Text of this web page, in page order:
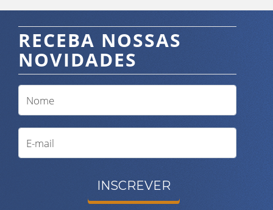
RECEBA NOSSAS
NOVIDADES
INSCREVER